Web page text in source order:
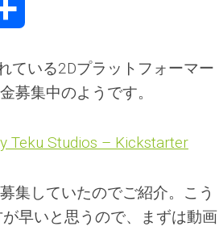
ている2Dプラットフォーマー
募集中のようです。
Teku Studios – Kickstarter
集していたのでご紹介。こう
早いと思うので、まずは動画